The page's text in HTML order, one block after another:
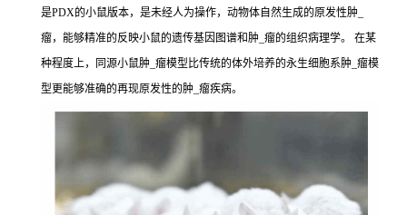
是PDX的小鼠版本，是未经人为操作，动物体自然生成的原发性肿_
瘤，能够精准的反映小鼠的遗传基因图谱和肿_瘤的组织病理学。 在某
种程度上，同源小鼠肿_瘤模型比传统的体外培养的永生细胞系肿_瘤模
型更能够准确的再现原发性的肿_瘤疾病。